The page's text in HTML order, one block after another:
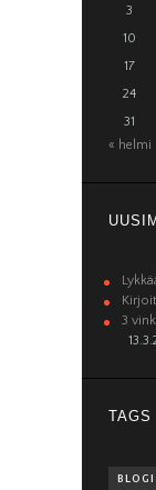
3
10
17
24
31
« helmi
3
TAGS
BLOGI